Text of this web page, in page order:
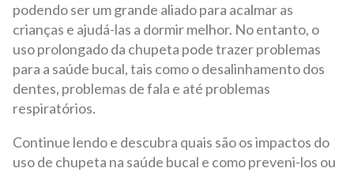
podendo ser um grande aliado para acalmar as
crianças e ajudá-las a dormir melhor. No entanto, o
uso prolongado da chupeta pode trazer problemas
para a saúde bucal, tais como o desalinhamento dos
dentes, problemas de fala e até problemas
respiratórios.
Continue lendo e descubra quais são os impactos do
uso de chupeta na saúde bucal e como preveni-los ou